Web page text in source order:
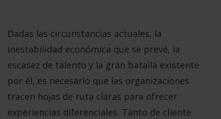
Dadas las circunstancias actuales, la
inestabilidad económica que se prevé, la
escasez de talento y la gran batalla existente
por él, es necesario que las organizaciones
tracen hojas de ruta claras para ofrecer
experiencias diferenciales. Tanto de cliente